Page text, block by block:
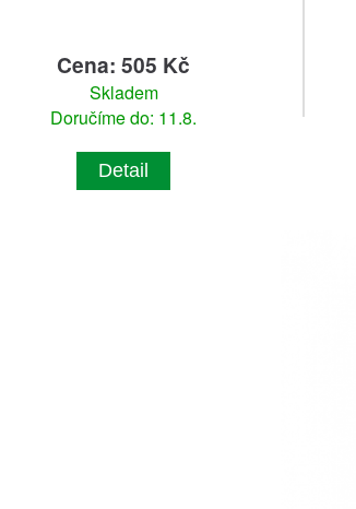
Cena: 505 Kč
Skladem
Doručíme do: 11.8.
Detail